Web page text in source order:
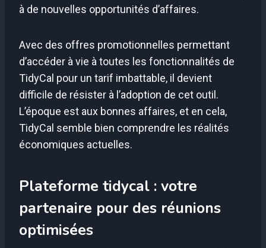
à de nouvelles opportunités d’affaires.
Avec des offres promotionnelles permettant
d’accéder à vie à toutes les fonctionnalités de
TidyCal pour un tarif imbattable, il devient
difficile de résister à l’adoption de cet outil.
L’époque est aux bonnes affaires, et en cela,
TidyCal semble bien comprendre les réalités
économiques actuelles.
Plateforme tidycal : votre
partenaire pour des réunions
optimisées